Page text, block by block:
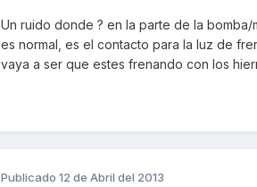
Un ruido donde ? en la parte de la
es normal, es el contacto para la luz de
vaya a ser que estes frenando con los
Publicado 12 de Abril del 2013